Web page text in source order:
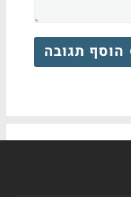
הוסף תגובה